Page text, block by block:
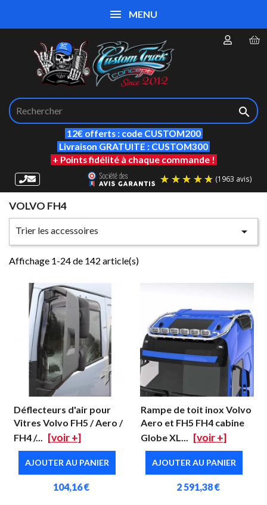

12€ offerts : code CUSTOM200
Livraison GRATUITE : CUSTOM300
+ Points fidélité à chaque commande !
MENU
VOLVO FH4
Trier les accessoires 
Affichage 1-24 de 142 article(s)
Déflecteurs d'air pour
Vitres Volvo FH5 / Aero /
FH4 /... [voir +]
AJOUTER AU PANIER
104,16 €
Rampe de toit inox Volvo
Aero et FH5 FH4 cabine
Globe XL... [voir +]
AJOUTER AU PANIER
2 591,38 €